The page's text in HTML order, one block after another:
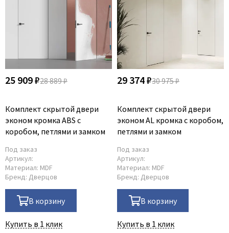
25 909 ₽28 889 ₽
Комплект скрытой двери
эконом кромка ABS с
коробом, петлями и замком
Под заказ
Артикул:
Материал: MDF
Бренд: Дверцов
В корзину
Купить в 1 клик
29 374 ₽30 975 ₽
Комплект скрытой двери
эконом AL кромка с коробом,
петлями и замком
Под заказ
Артикул:
Материал: MDF
Бренд: Дверцов
В корзину
Купить в 1 клик